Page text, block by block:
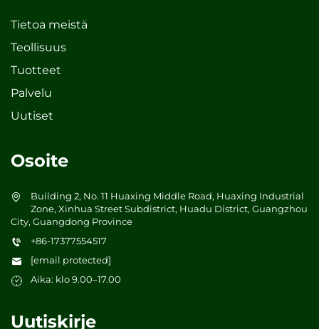
Tietoa meistä
Teollisuus
Tuotteet
Palvelu
Uutiset
Osoite
Building 2, No. 11 Huaxing Middle Road, Huaxing Industrial
Zone, Xinhua Street Subdistrict, Huadu District, Guangzhou
City, Guangdong Province
+86-17377554517
[email protected]
Aika: klo 9.00–17.00
Uutiskirje